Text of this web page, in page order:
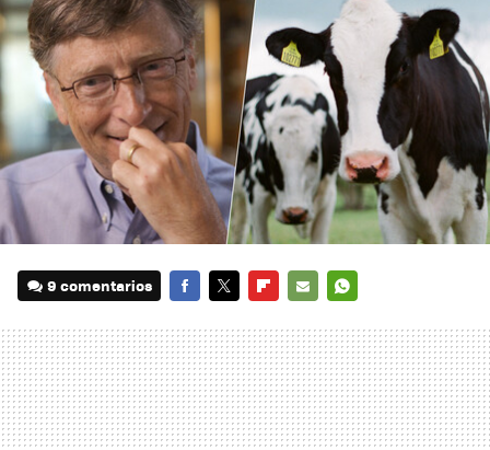
9 comentarios
MAIL